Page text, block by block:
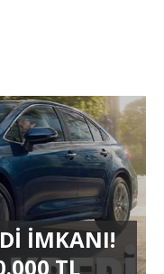
İMKANI!
TL